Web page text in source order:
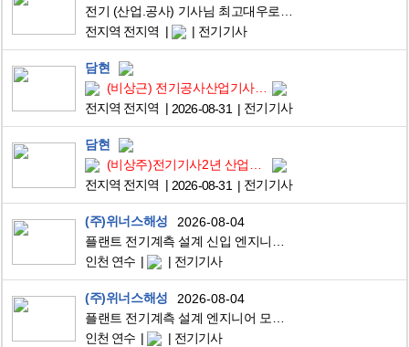
전지역 전지역
전기기사
담현
(비상근) 전기공사산업기사이상 1분 채용합니다
전지역 전지역
2026-08-31 전기기사
담현
(비상주)전기기사2년 산업기사4년 무제한 채용합니다
전지역 전지역
2026-08-31 전기기사
(주)위너스해성
2026-08-04
인천 연수
전기기사
(주)위너스해성
2026-08-04
인천 연수
전기기사